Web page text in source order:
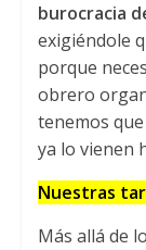
burocracia
exigiéndole
porque
obrero
tenemos
ya lo vienen
Nuestras
Más allá de